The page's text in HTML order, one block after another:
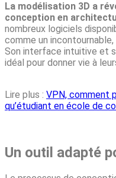
La modélisation 3D a
conception en
nombreux logiciels
comme un
Son interface intuitive et
idéal pour donner vie à
Lire plus : VPN, comment
qu’étudiant en école de
Un outil adapté